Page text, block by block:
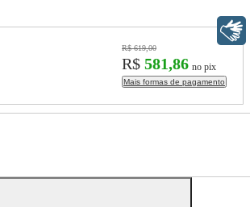
R$ 619,00
R$ 581,86 no pix
Mais formas de pagamento
Libras